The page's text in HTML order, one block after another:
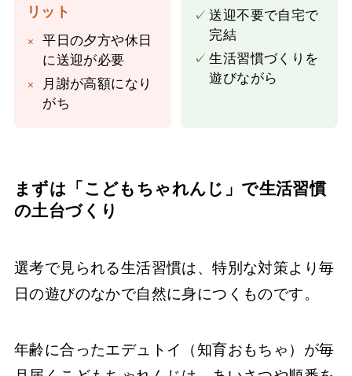
リット
× 平日の夕方や休日
に送迎が必要
×
月謝が高額になり
がち
✓ 送迎不要で自宅で
完結
✓ 生活習慣づくりを
遊びながら
まずは「こどもちゃれんじ」で生活習慣
の土台づくり
選考で見られる生活習慣は、特別な対策より毎
日の遊びのなかで自然に身につくものです。
年齢に合ったエデュトイ（知育おもちゃ）が毎